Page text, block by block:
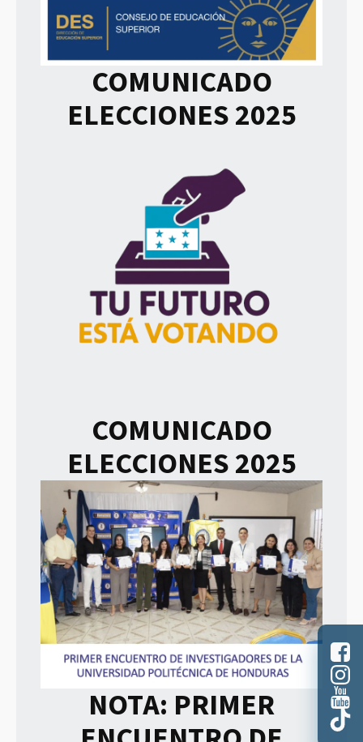
COMUNICADO
ELECCIONES 2025
COMUNICADO
ELECCIONES 2025
NOTA: PRIMER